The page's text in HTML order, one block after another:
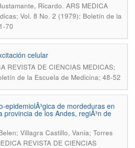
Ricardo. ARS MEDICA
Vol. 8 No. 2 (1979): Boletín de la
70
celular
REVISTA DE CIENCIAS MEDICAS;
de la Escuela de Medicina; 48-52
epidemiolÃ³gica de mordeduras en
provincia de los Andes, regiÃ³n de
Villagra Castillo, Vania; Torres
REVISTA DE CIENCIAS